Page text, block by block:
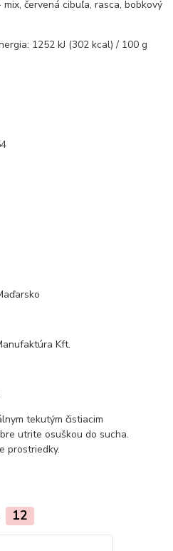
červená cibuľa, rasca, bobkový
1252 kJ (302 kcal) / 100 g
Kft.
tekutým čistiacim
utrite osuškou do sucha.
prostriedky.
12